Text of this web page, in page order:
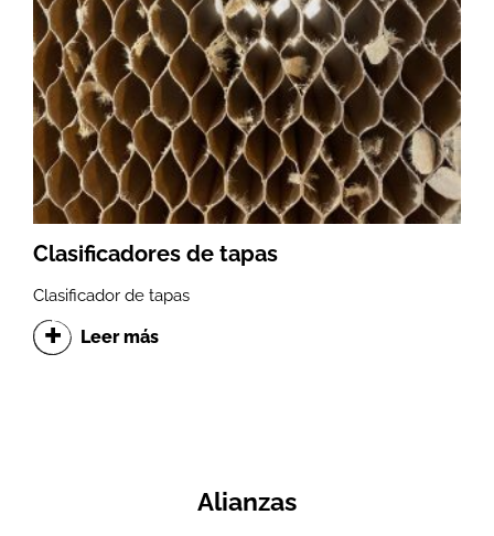
Clasificadores de tapas
Clasificador de tapas
Leer más
Alianzas